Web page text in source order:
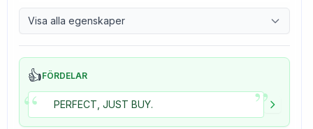
Control 9.7
Tackiness 4.7
Visa alla egenskaper
👍FÖRDELAR
“ PERFECT, JUST BUY. ”